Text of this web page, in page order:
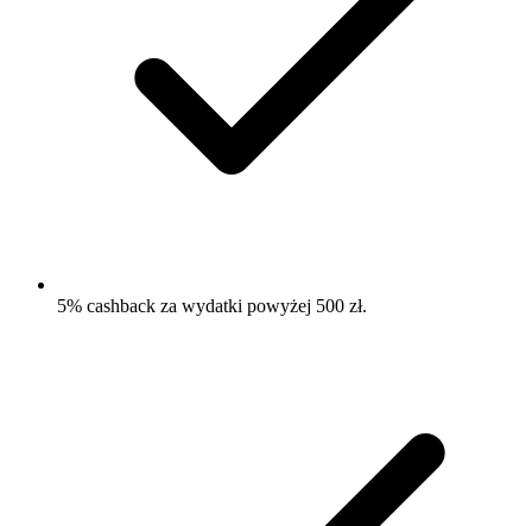
5% cashback za wydatki powyżej 500 zł.